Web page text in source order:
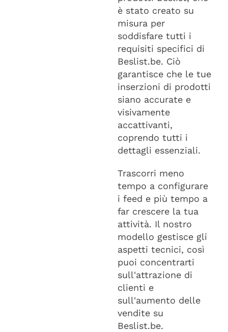
è stato creato su
misura per
soddisfare tutti i
requisiti specifici di
Beslist.be. Ciò
garantisce che le tue
inserzioni di prodotti
siano accurate e
visivamente
accattivanti,
coprendo tutti i
dettagli essenziali.
Trascorri meno
tempo a configurare
i feed e più tempo a
far crescere la tua
attività. Il nostro
modello gestisce gli
aspetti tecnici, così
puoi concentrarti
sull'attrazione di
clienti e
sull'aumento delle
vendite su
Beslist.be.